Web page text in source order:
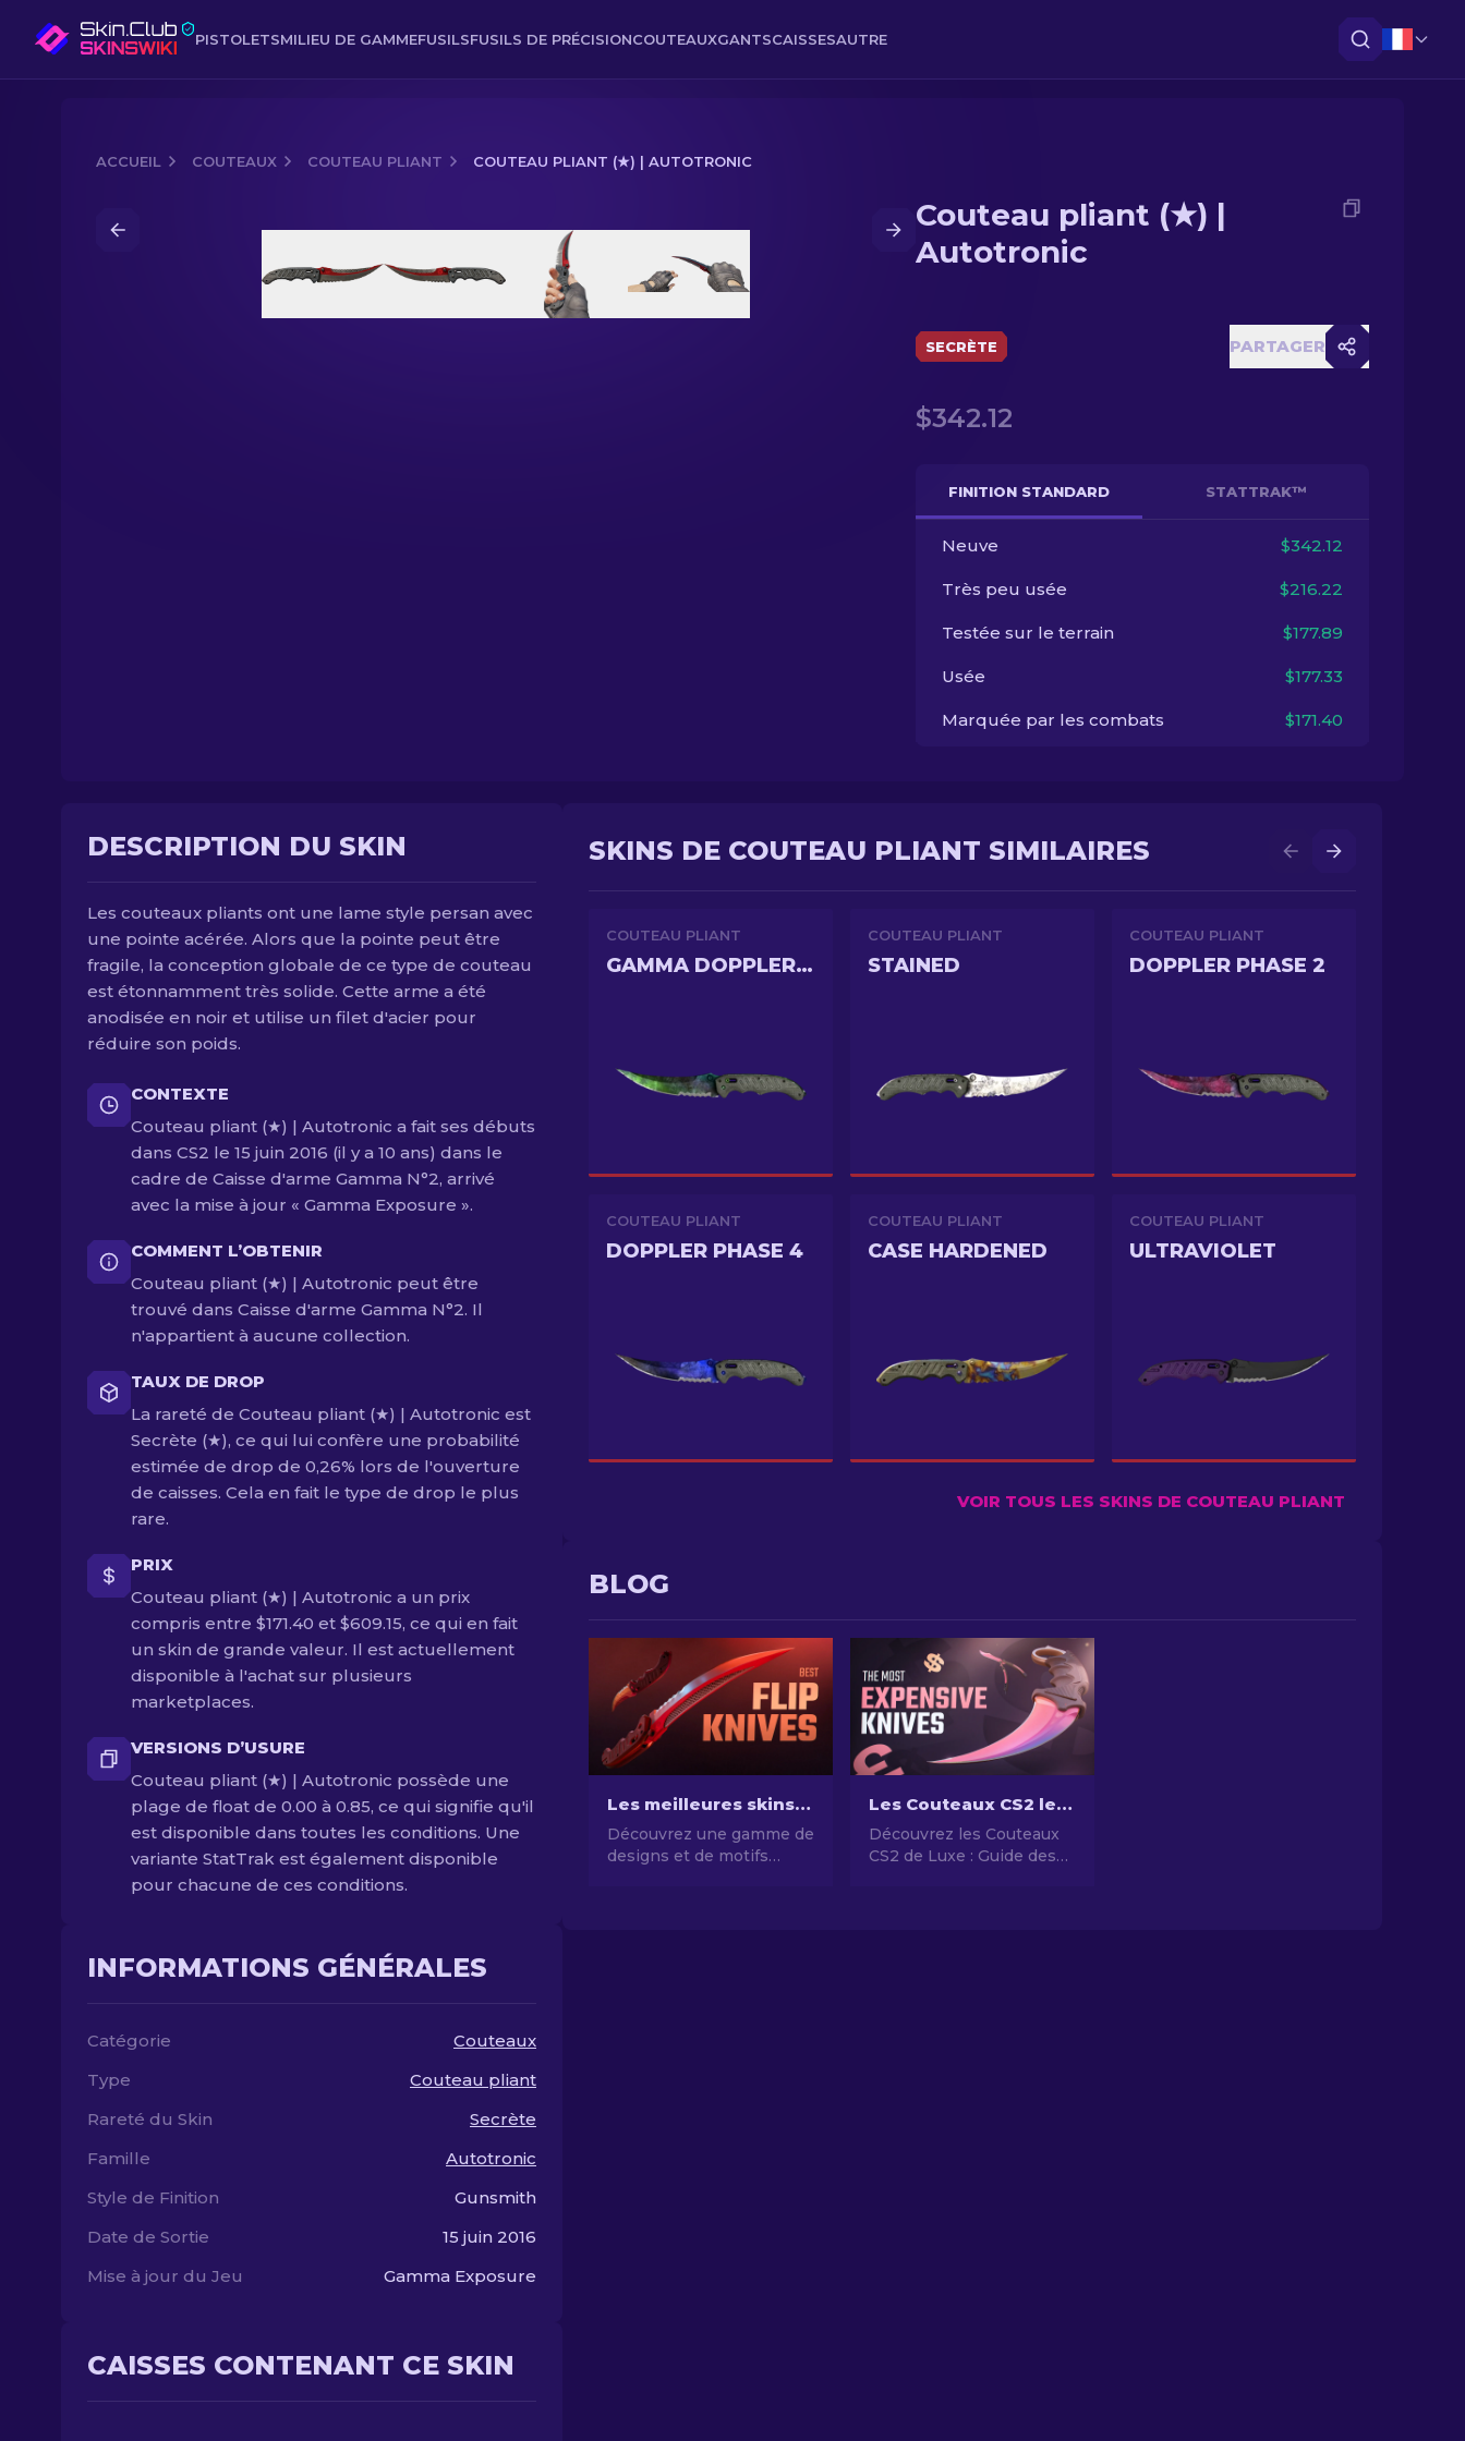
PISTOLETSMILIEU DE GAMMEFUSILSFUSILS DE PRÉCISIONCOUTEAUXGANTSCAISSESAUTRE
ACCUEIL COUTEAUX COUTEAU PLIANT COUTEAU PLIANT (★) | AUTOTRONIC
Couteau pliant (★) |
Autotronic
SECRÈTE PARTAGER
$342.12
FINITION STANDARD STATTRAK™
Neuve $342.12
Très peu usée $216.22
Testée sur le terrain $177.89
Usée $177.33
Marquée par les combats $171.40
DESCRIPTION DU SKIN
Les couteaux pliants ont une lame style persan avec
une pointe acérée. Alors que la pointe peut être
fragile, la conception globale de ce type de couteau
est étonnamment très solide. Cette arme a été
anodisée en noir et utilise un filet d'acier pour
réduire son poids.
CONTEXTE
Couteau pliant (★) | Autotronic a fait ses débuts
dans CS2 le 15 juin 2016 (il y a 10 ans) dans le
cadre de Caisse d'arme Gamma N°2, arrivé
avec la mise à jour « Gamma Exposure ».
COMMENT L’OBTENIR
Couteau pliant (★) | Autotronic peut être
trouvé dans Caisse d'arme Gamma N°2. Il
n'appartient à aucune collection.
TAUX DE DROP
La rareté de Couteau pliant (★) | Autotronic est
Secrète (★), ce qui lui confère une probabilité
estimée de drop de 0,26% lors de l'ouverture
de caisses. Cela en fait le type de drop le plus
rare.
PRIX
Couteau pliant (★) | Autotronic a un prix
compris entre $171.40 et $609.15, ce qui en fait
un skin de grande valeur. Il est actuellement
disponible à l'achat sur plusieurs
marketplaces.
VERSIONS D’USURE
Couteau pliant (★) | Autotronic possède une
plage de float de 0.00 à 0.85, ce qui signifie qu'il
est disponible dans toutes les conditions. Une
variante StatTrak est également disponible
pour chacune de ces conditions.
INFORMATIONS GÉNÉRALES
Catégorie
Couteaux
Type
Couteau pliant
Rareté du Skin
Secrète
Famille
Autotronic
Style de Finition
Gunsmith
Date de Sortie
15 juin 2016
Mise à jour du Jeu
Gamma Exposure
CAISSES CONTENANT CE SKIN
SKINS DE COUTEAU PLIANT SIMILAIRES
COUTEAU PLIANT
GAMMA DOPPLER PHASE 4
COUTEAU PLIANT
STAINED
COUTEAU PLIANT
DOPPLER PHASE 2
COUTEAU PLIANT
DOPPLER PHASE 4
COUTEAU PLIANT
CASE HARDENED
COUTEAU PLIANT
ULTRAVIOLET
VOIR TOUS LES SKINS DE COUTEAU PLIANT
BLOG
Les meilleures skins de "Flip" couteau sur CS2 [2026]
Découvrez une gamme de
designs et de motifs
Les Couteaux CS2 les Plus Chers [2026]
Découvrez les Couteaux
CS2 de Luxe : Guide des